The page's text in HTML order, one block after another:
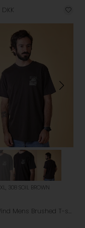
DKK
XL, 308 SOIL BROWN
Elsk - Wind Mens Brushed T-shirt - Soil Brown